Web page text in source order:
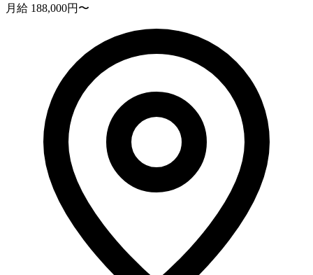
月給 188,000円〜